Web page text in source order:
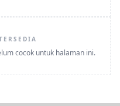
cocok untuk halaman ini.